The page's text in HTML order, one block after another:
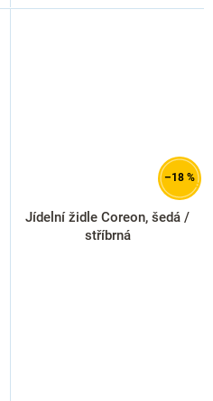
–18 %
Jídelní židle Coreon, šedá /
stříbrná